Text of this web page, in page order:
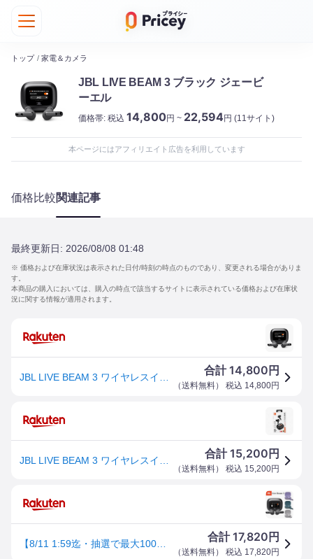
トップ / 家電＆カメラ
JBL LIVE BEAM 3 ブラック ジェービ
ーエル
価格帯: 税込 14,800円 ~ 22,594円 (11サイト)
本ページにはアフィリエイト広告を利用しています
価格比較関連記事
最終更新日: 2026/08/08 01:48
※ 価格および在庫状況は表示された日付/時刻の時点のものであり、変更される場合がありま
す。
本商品の購入においては、購入の時点で該当するサイトに表示されている価格および在庫状
況に関する情報が適用されます。
合計14,800 円
（送料無料） 税込 14,800円
合計15,200 円
（送料無料） 税込 15,200円
合計17,820 円
（送料無料） 税込 17,820円